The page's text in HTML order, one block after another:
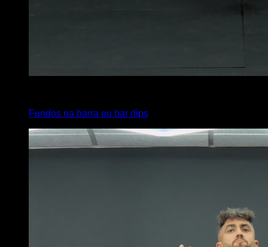
Fundos na barra ou bar dips